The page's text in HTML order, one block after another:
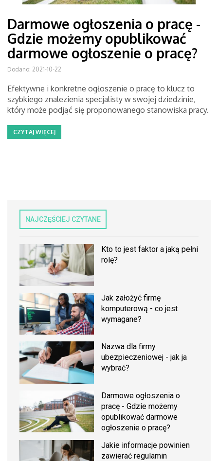
Darmowe ogłoszenia o pracę -
Gdzie możemy opublikować
darmowe ogłoszenie o pracę?
Dodano: 2021-10-22
Efektywne i konkretne ogłoszenie o pracę to klucz to
szybkiego znalezienia specjalisty w swojej dziedzinie,
który może podjąć się proponowanego stanowiska pracy.
CZYTAJ WIĘCEJ
NAJCZĘŚCIEJ CZYTANE
Kto to jest faktor a jaką pełni
rolę?
Jak założyć firmę
komputerową - co jest
wymagane?
Nazwa dla firmy
ubezpieczeniowej - jak ja
wybrać?
Darmowe ogłoszenia o
pracę - Gdzie możemy
opublikować darmowe
ogłoszenie o pracę?
Jakie informacje powinien
zawierać regulamin